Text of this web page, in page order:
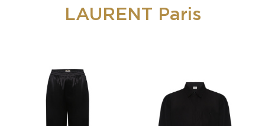
LAURENT Paris